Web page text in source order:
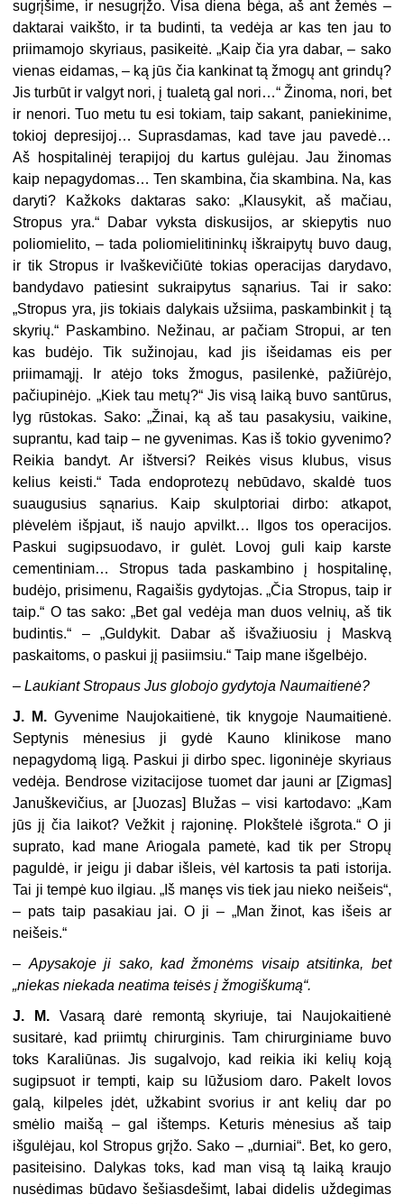
sugrįšime, ir nesugrįžo. Visa diena bėga, aš ant žemės –
daktarai vaikšto, ir ta budinti, ta vedėja ar kas ten jau to
priimamojo skyriaus, pasikeitė. „Kaip čia yra dabar, – sako
vienas eidamas, – ką jūs čia kankinat tą žmogų ant grindų?
Jis turbūt ir valgyt nori, į tualetą gal nori…“ Žinoma, nori, bet
ir nenori. Tuo metu tu esi tokiam, taip sakant, paniekinime,
tokioj depresijoj… Suprasdamas, kad tave jau pavedė…
Aš hospitalinėj terapijoj du kartus gulėjau. Jau žinomas
kaip nepagydomas… Ten skambina, čia skambina. Na, kas
daryti? Kažkoks daktaras sako: „Klausykit, aš mačiau,
Stropus yra.“ Dabar vyksta diskusijos, ar skiepytis nuo
poliomielito, – tada poliomielitininkų iškraipytų buvo daug,
ir tik Stropus ir Ivaškevičiūtė tokias operacijas darydavo,
bandydavo patiesint sukraipytus sąnarius. Tai ir sako:
„Stropus yra, jis tokiais dalykais užsiima, paskambinkit į tą
skyrių.“ Paskambino. Nežinau, ar pačiam Stropui, ar ten
kas budėjo. Tik sužinojau, kad jis išeidamas eis per
priimamąjį. Ir atėjo toks žmogus, pasilenkė, pažiūrėjo,
pačiupinėjo. „Kiek tau metų?“ Jis visą laiką buvo santūrus,
lyg rūstokas. Sako: „Žinai, ką aš tau pasakysiu, vaikine,
suprantu, kad taip – ne gyvenimas. Kas iš tokio gyvenimo?
Reikia bandyt. Ar ištversi? Reikės visus klubus, visus
kelius keisti.“ Tada endoprotezų nebūdavo, skaldė tuos
suaugusius sąnarius. Kaip skulptoriai dirbo: atkapot,
plėvelėm išpjaut, iš naujo apvilkt… Ilgos tos operacijos.
Paskui sugipsuodavo, ir gulėt. Lovoj guli kaip karste
cementiniam… Stropus tada paskambino į hospitalinę,
budėjo, prisimenu, Ragaišis gydytojas. „Čia Stropus, taip ir
taip.“ O tas sako: „Bet gal vedėja man duos velnių, aš tik
budintis.“ – „Guldykit. Dabar aš išvažiuosiu į Maskvą
paskaitoms, o paskui jį pasiimsiu.“ Taip mane išgelbėjo.
–Laukiant Stropaus Jus globojo gydytoja Naumaitienė?
J. M. Gyvenime Naujokaitienė, tik knygoje Naumaitienė.
Septynis mėnesius ji gydė Kauno klinikose mano
nepagydomą ligą. Paskui ji dirbo spec. ligoninėje skyriaus
vedėja. Bendrose vizitacijose tuomet dar jauni ar [Zigmas]
Januškevičius, ar [Juozas] Blužas – visi kartodavo: „Kam
jūs jį čia laikot? Vežkit į rajoninę. Plokštelė išgrota.“ O ji
suprato, kad mane Ariogala pametė, kad tik per Stropų
paguldė, ir jeigu ji dabar išleis, vėl kartosis ta pati istorija.
Tai ji tempė kuo ilgiau. „Iš manęs vis tiek jau nieko neišeis“,
– pats taip pasakiau jai. O ji – „Man žinot, kas išeis ar
neišeis.“
– Apysakoje ji sako, kad žmonėms visaip atsitinka, bet
„niekas niekada neatima teisės į žmogiškumą“.
J. M. Vasarą darė remontą skyriuje, tai Naujokaitienė
susitarė, kad priimtų chirurginis. Tam chirurginiame buvo
toks Karaliūnas. Jis sugalvojo, kad reikia iki kelių koją
sugipsuot ir tempti, kaip su lūžusiom daro. Pakelt lovos
galą, kilpeles įdėt, užkabint svorius ir ant kelių dar po
smėlio maišą – gal ištemps. Keturis mėnesius aš taip
išgulėjau, kol Stropus grįžo. Sako – „durniai“. Bet, ko gero,
pasiteisino. Dalykas toks, kad man visą tą laiką kraujo
nusėdimas būdavo šešiasdešimt, labai didelis uždegimas